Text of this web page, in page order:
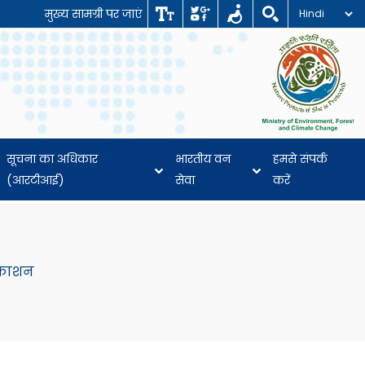
मुख्य सामग्री पर जाएं
सूचना का अधिकार
(आरटीआई)
भारतीय वन
सेवा
हमसे संपर्क
करें